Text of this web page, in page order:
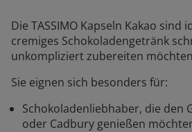
Die TASSIMO Kapseln Kakao sind
cremiges Schokoladengetränk
unkompliziert zubereiten
Sie eignen sich besonders für:
Schokoladenliebhaber, die den
oder Cadbury genießen